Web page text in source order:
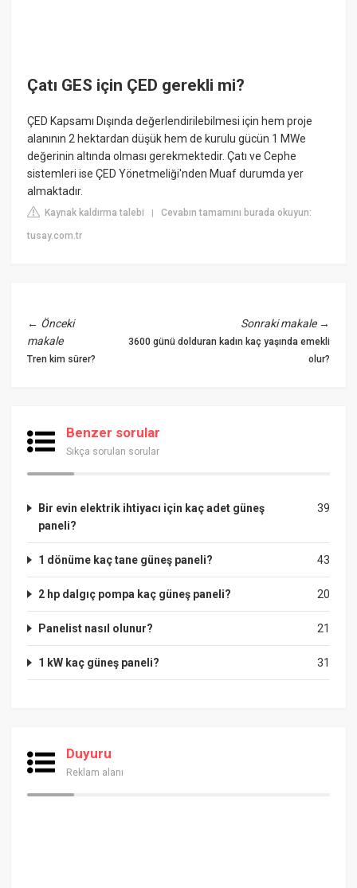
Çatı GES için ÇED gerekli mi?
ÇED Kapsamı Dışında değerlendirilebilmesi için hem proje
alanının 2 hektardan düşük hem de kurulu gücün 1 MWe
değerinin altında olması gerekmektedir. Çatı ve Cephe
sistemleri ise ÇED Yönetmeliği'nden Muaf durumda yer
almaktadır.
Kaynak kaldırma talebi |Cevabın tamamını burada okuyun:
tusay.com.tr
← Önceki
makale
Tren kim sürer?
Sonraki makale→
3600 günü dolduran kadın kaç yaşında emekli
olur?
Benzer sorular
Sıkça sorulan sorular
39
Bir evin elektrik ihtiyacı için kaç adet güneş
paneli?
43
1 dönüme kaç tane güneş paneli?
20
2 hp dalgıç pompa kaç güneş paneli?
21
Panelist nasıl olunur?
31
1 kW kaç güneş paneli?
Duyuru
Reklam alanı